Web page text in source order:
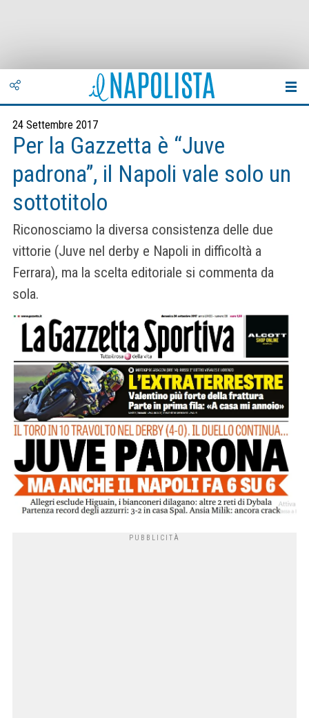
24 Settembre 2017
Per la Gazzetta è “Juve
padrona”, il Napoli vale solo un
sottotitolo
Riconosciamo la diversa consistenza delle due
vittorie (Juve nel derby e Napoli in difficoltà a
Ferrara), ma la scelta editoriale si commenta da
sola.